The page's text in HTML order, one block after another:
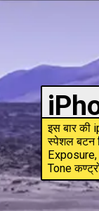
इस बार की
स्पेशल बटन
Tone